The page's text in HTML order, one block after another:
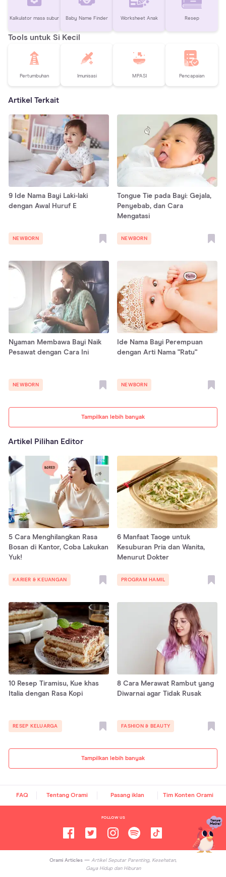
Kalkulator masa subur Baby Name Finder Worksheet Anak Resep
Tools untuk Si Kecil
Pertumbuhan Imunisasi MPASI Pencapaian
Artikel Terkait
Tampilkan lebih banyak
9 Ide Nama Bayi Laki-laki
dengan Awal Huruf E
NEWBORN
Tongue Tie pada Bayi: Gejala,
Penyebab, dan Cara
Mengatasi
NEWBORN
Nyaman Membawa Bayi Naik
Pesawat dengan Cara Ini
NEWBORN
Ide Nama Bayi Perempuan
dengan Arti Nama "Ratu"
NEWBORN
Artikel Pilihan Editor
Tampilkan lebih banyak
5 Cara Menghilangkan Rasa
Bosan di Kantor, Coba Lakukan
Yuk!
KARIER & KEUANGAN
6 Manfaat Taoge untuk
Kesuburan Pria dan Wanita,
Menurut Dokter
PROGRAM HAMIL
10 Resep Tiramisu, Kue khas
Italia dengan Rasa Kopi
RESEP KELUARGA
8 Cara Merawat Rambut yang
Diwarnai agar Tidak Rusak
FASHION & BEAUTY
FAQ Tentang Orami Pasang iklan Tim Konten Orami
FOLLOW US
Orami Articles — Artikel Seputar Parenting, Kesehatan,
Gaya Hidup dan Hiburan